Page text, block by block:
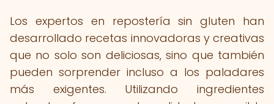
Los expertos en repostería sin gluten han
desarrollado recetas innovadoras y creativas
que no solo son deliciosas, sino que también
pueden sorprender incluso a los paladares
más exigentes. Utilizando ingredientes